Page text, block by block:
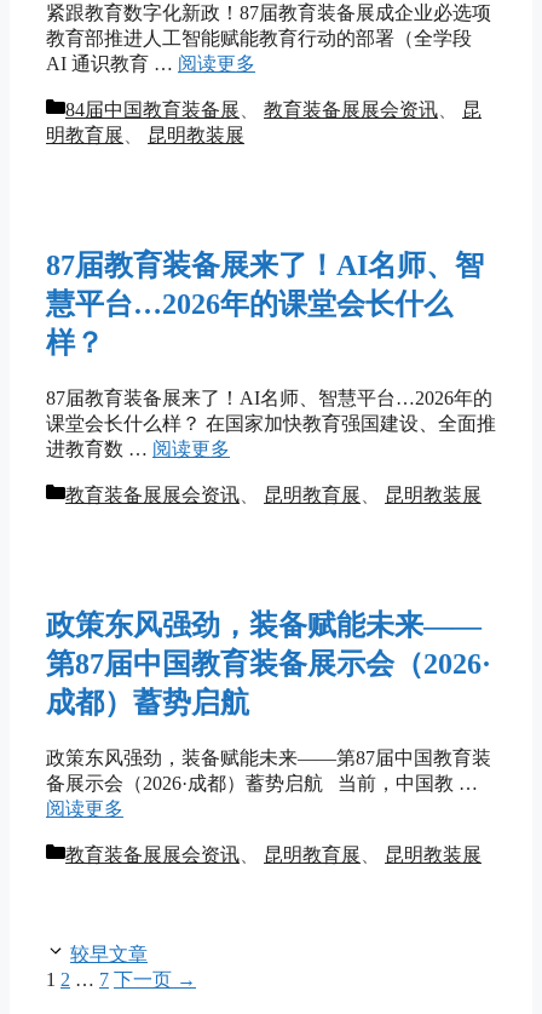
紧跟教育数字化新政！87届教育装备展成企业必选项
教育部推进人工智能赋能教育行动的部署（全学段
AI 通识教育 … 阅读更多
分
类
84届中国教育装备展 教育装备展展会资讯
昆
明教育展
昆明教装展
87届教育装备展来了！AI名师、智
慧平台…2026年的课堂会长什么
样？
87届教育装备展来了！AI名师、智慧平台…2026年的
课堂会长什么样？ 在国家加快教育强国建设、全面推
进教育数 … 阅读更多
分
教育装备展展会资讯 昆明教育展 昆明教装展
政策东风强劲，装备赋能未来——
第87届中国教育装备展示会（2026·
成都）蓄势启航
政策东风强劲，装备赋能未来——第87届中国教育装
备展示会（2026·成都）蓄势启航 当前，中国教 …
阅读更多
分
教育装备展展会资讯 昆明教育展 昆明教装展
较早文章
页
1 页
2 … 页
7 下一页 →